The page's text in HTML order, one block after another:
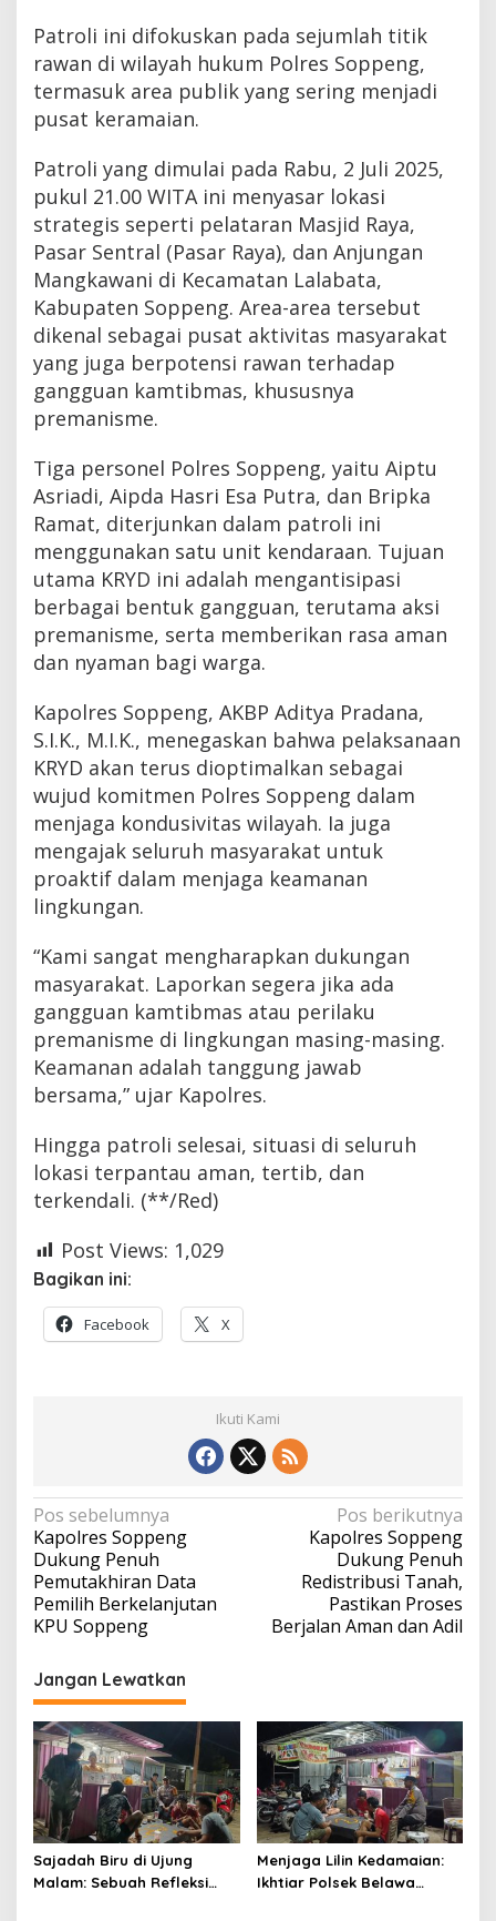
Patroli ini difokuskan pada sejumlah titik
rawan di wilayah hukum Polres Soppeng,
termasuk area publik yang sering menjadi
pusat keramaian.
Patroli yang dimulai pada Rabu, 2 Juli 2025,
pukul 21.00 WITA ini menyasar lokasi
strategis seperti pelataran Masjid Raya,
Pasar Sentral (Pasar Raya), dan Anjungan
Mangkawani di Kecamatan Lalabata,
Kabupaten Soppeng. Area-area tersebut
dikenal sebagai pusat aktivitas masyarakat
yang juga berpotensi rawan terhadap
gangguan kamtibmas, khususnya
premanisme.
Tiga personel Polres Soppeng, yaitu Aiptu
Asriadi, Aipda Hasri Esa Putra, dan Bripka
Ramat, diterjunkan dalam patroli ini
menggunakan satu unit kendaraan. Tujuan
utama KRYD ini adalah mengantisipasi
berbagai bentuk gangguan, terutama aksi
premanisme, serta memberikan rasa aman
dan nyaman bagi warga.
Kapolres Soppeng, AKBP Aditya Pradana,
S.I.K., M.I.K., menegaskan bahwa pelaksanaan
KRYD akan terus dioptimalkan sebagai
wujud komitmen Polres Soppeng dalam
menjaga kondusivitas wilayah. Ia juga
mengajak seluruh masyarakat untuk
proaktif dalam menjaga keamanan
lingkungan.
“Kami sangat mengharapkan dukungan
masyarakat. Laporkan segera jika ada
gangguan kamtibmas atau perilaku
premanisme di lingkungan masing-masing.
Keamanan adalah tanggung jawab
bersama,” ujar Kapolres.
Hingga patroli selesai, situasi di seluruh
lokasi terpantau aman, tertib, dan
terkendali. (**/Red)
Post Views: 1,029
Bagikan ini:
Facebook X
Ikuti Kami
Navigasi
pos
Pos sebelumnya
Kapolres Soppeng
Dukung Penuh
Pemutakhiran Data
Pemilih Berkelanjutan
KPU Soppeng
Pos berikutnya
Kapolres Soppeng
Dukung Penuh
Redistribusi Tanah,
Pastikan Proses
Berjalan Aman dan Adil
Jangan Lewatkan
Sajadah Biru di Ujung
Malam: Sebuah Refleksi
Menjaga Lilin Kedamaian:
Ikhtiar Polsek Belawa